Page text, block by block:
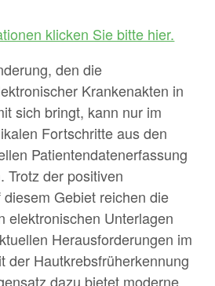
klicken Sie bitte hier.
den die
Krankenakten in
sich bringt, kann nur im
Fortschritte aus den
Patientendatenerfassung
Trotz der positiven
Gebiet reichen die
elektronischen Unterlagen
Herausforderungen im
der Hautkrebsfrüherkennung
dazu bietet moderne